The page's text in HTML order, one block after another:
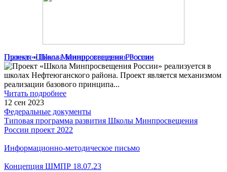
Главная»Школа Минпросвещения России
Проект «Школа Минпросвещения России»
Проект «Школа Минпросвещения России» реализуется в
школах Нефтеюганского района. Проект является механизмом
реализации базового принципа...
Читать подробнее
12 сен 2023
Федеральные документы
Типовая программа развития Школы Минпросвещения
России проект 2022
Информационно-методическое письмо
Концепция ШМПР 18.07.23